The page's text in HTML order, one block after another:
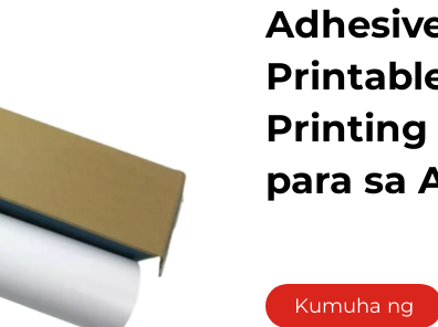
Printing
para sa
Kumuha ng